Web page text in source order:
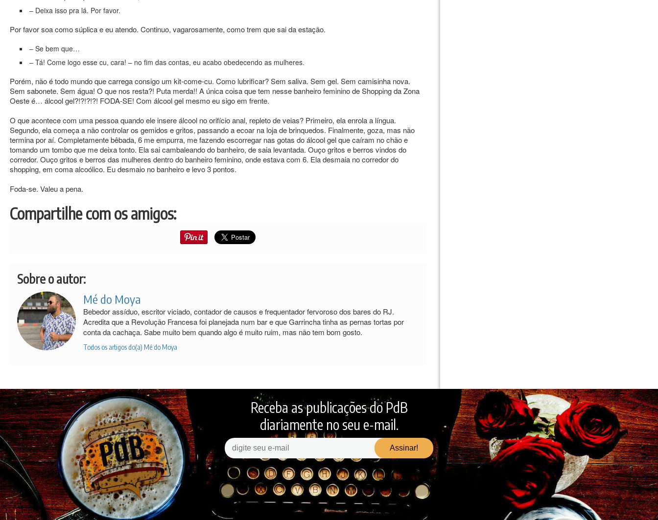
– Deixa isso pra lá. Por favor.
Por favor soa como súplica e eu atendo. Continuo, vagarosamente, como trem que sai da estação.
– Se bem que…
– Tá! Come logo esse cu, cara! – no fim das contas, eu acabo obedecendo as mulheres.
Porém, não é todo mundo que carrega consigo um kit-come-cu. Como lubrificar? Sem saliva. Sem gel. Sem camisinha nova.
Sem sabonete. Sem água! O que nos resta?! Puta merda!! A única coisa que tem nesse banheiro feminino de Shopping da Zona
Oeste é… álcool gel?!?!?!?! FODA-SE! Com álcool gel mesmo eu sigo em frente.
O que acontece com uma pessoa quando ele insere álcool no orifício anal, repleto de veias? Primeiro, ela enrola a língua.
Segundo, ela começa a não controlar os gemidos e gritos, passando a ecoar na loja de brinquedos. Finalmente, goza, mas não
termina por aí. Completamente bêbada, 6 me empurra, me fazendo escorregar nas gotas do álcool gel que caíram no chão e
tomando um tombo que me deixa tonto. Ela sai cambaleando do banheiro, de saia levantada. Ouço gritos e berros vindos do
corredor. Ouço gritos e berros das mulheres dentro do banheiro feminino, onde estava com 6. Ela desmaia no corredor do
shopping, em coma alcoólico. Eu desmaio no banheiro e levo 3 pontos.
Foda-se. Valeu a pena.
Compartilhe com os amigos:
Sobre o autor:
Mé do Moya
Bebedor assíduo, escritor viciado, contador de causos e frequentador fervoroso dos bares do RJ.
Acredita que a Revolução Francesa foi planejada num bar e que Garrincha tinha as pernas tortas por
conta da cachaça. Sabe muito bem quando algo é muito ruim, mas não tem bom gosto.
Todos os artigos do(a) Mé do Moya
Receba as publicações do PdB
diariamente no seu e-mail.